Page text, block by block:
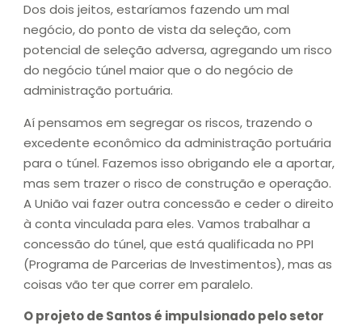
Dos dois jeitos, estaríamos fazendo um mal
negócio, do ponto de vista da seleção, com
potencial de seleção adversa, agregando um risco
do negócio túnel maior que o do negócio de
administração portuária.
Aí pensamos em segregar os riscos, trazendo o
excedente econômico da administração portuária
para o túnel. Fazemos isso obrigando ele a aportar,
mas sem trazer o risco de construção e operação.
A União vai fazer outra concessão e ceder o direito
à conta vinculada para eles. Vamos trabalhar a
concessão do túnel, que está qualificada no PPI
(Programa de Parcerias de Investimentos), mas as
coisas vão ter que correr em paralelo.
O projeto de Santos é impulsionado pelo setor